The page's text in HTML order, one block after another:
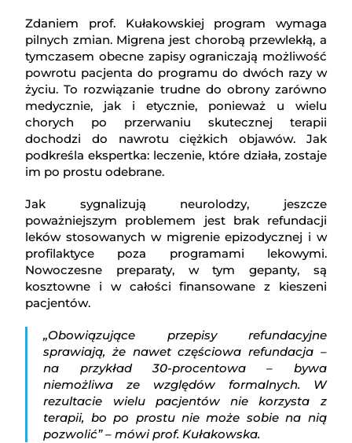
Zdaniem prof. Kułakowskiej program wymaga
pilnych zmian. Migrena jest chorobą przewlekłą, a
tymczasem obecne zapisy ograniczają możliwość
powrotu pacjenta do programu do dwóch razy w
życiu. To rozwiązanie trudne do obrony zarówno
medycznie, jak i etycznie, ponieważ u wielu
chorych po przerwaniu skutecznej terapii
dochodzi do nawrotu ciężkich objawów. Jak
podkreśla ekspertka: leczenie, które działa, zostaje
im po prostu odebrane.
Jak sygnalizują neurolodzy, jeszcze
poważniejszym problemem jest brak refundacji
leków stosowanych w migrenie epizodycznej i w
profilaktyce poza programami lekowymi.
Nowoczesne preparaty, w tym gepanty, są
kosztowne i w całości finansowane z kieszeni
pacjentów.
„Obowiązujące przepisy refundacyjne
sprawiają, że nawet częściowa refundacja –
na przykład 30-procentowa – bywa
niemożliwa ze względów formalnych. W
rezultacie wielu pacjentów nie korzysta z
terapii, bo po prostu nie może sobie na nią
pozwolić” – mówi prof. Kułakowska.